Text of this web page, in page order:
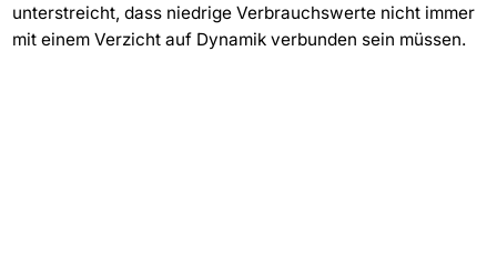
unterstreicht, dass niedrige Verbrauchswerte nicht immer
mit einem Verzicht auf Dynamik verbunden sein müssen.